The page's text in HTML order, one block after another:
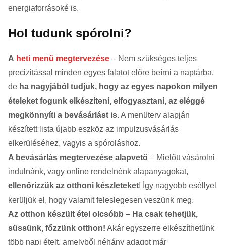
energiaforrásoké is.
Hol tudunk spórolni?
A heti menü megtervezése – Nem szükséges teljes
precizitással minden egyes falatot előre beírni a naptárba,
de ha nagyjából tudjuk, hogy az egyes napokon milyen
ételeket fogunk elkészíteni, elfogyasztani, az eléggé
megkönnyíti a bevásárlást is. A menüterv alapján
készített lista újabb eszköz az impulzusvásárlás
elkerüléséhez, vagyis a spóroláshoz.
A bevásárlás megtervezése alapvető – Mielőtt vásárolni
indulnánk, vagy online rendelnénk alapanyagokat,
ellenőrizzük az otthoni készleteket! Így nagyobb eséllyel
kerüljük el, hogy valamit feleslegesen veszünk meg.
Az otthon készült étel olcsóbb – Ha csak tehetjük,
süssünk, főzzünk otthon! Akár egyszerre elkészíthetünk
több napi ételt, amelyből néhány adagot már